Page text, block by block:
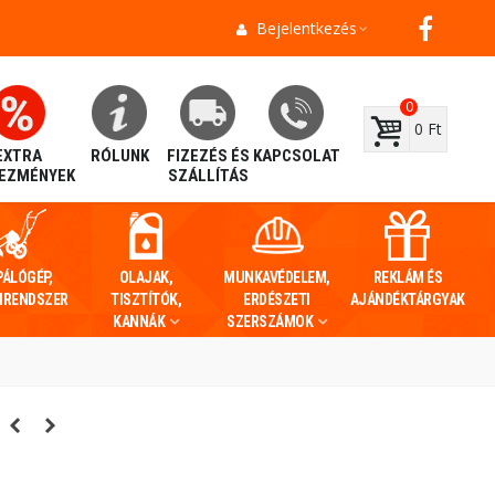
Bejelentkezés
RÓLUNK
FIZEZÉS ÉS
SZÁLLÍTÁS
KAPCSOLAT
0
0 Ft
OLAJAK,
TISZTÍTÓK,
KANNÁK
MUNKAVÉDELEM,
ERDÉSZETI
SZERSZÁMOK
REKLÁM ÉS
AJÁNDÉKTÁRGYAK